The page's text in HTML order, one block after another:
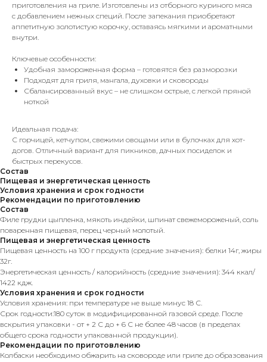
приготовления на гриле. Изготовлены из отборного куриного мяса
с добавлением нежных специй. После запекания приобретают
аппетитную золотистую корочку, оставаясь мягкими и ароматными
внутри.
Ключевые особенности:
Удобная замороженная форма – готовятся без разморозки
Подходят для гриля, мангала, духовки и сковороды
Сбалансированный вкус – не слишком острые, с легкой пряной
ноткой
Идеальная подача:
С горчицей, кетчупом, свежими овощами или в булочках для хот-
догов. Отличный вариант для пикников, дачных посиделок и
быстрых перекусов.
Состав
Пищевая и энергетическая ценность
Условия хранения и срок годности
Рекомендации по приготовлению
Состав
Филе грудки цыпленка, мякоть индейки, шпинат свежемороженый, соль
поваренная пищевая, перец черный молотый.
Пищевая и энергетическая ценность
Пищевая ценность на 100 г продукта (средние значения): белки 14г, жиры
32г.
Энергетическая ценность / калорийность (средние значения): 344 ккал/
1422 кдж.
Условия хранения и срок годности
Условия хранения: при температуре не выше минус 18 С.
Срок годности:180 суток в модифицированной газовой среде. После
вскрытия упаковки - от + 2 С до + 6 С не более 48 часов (в пределах
общего срока годности упакованной продукции).
Рекомендации по приготовлению
Колбаски необходимо обжарить на сковороде или гриле до образования